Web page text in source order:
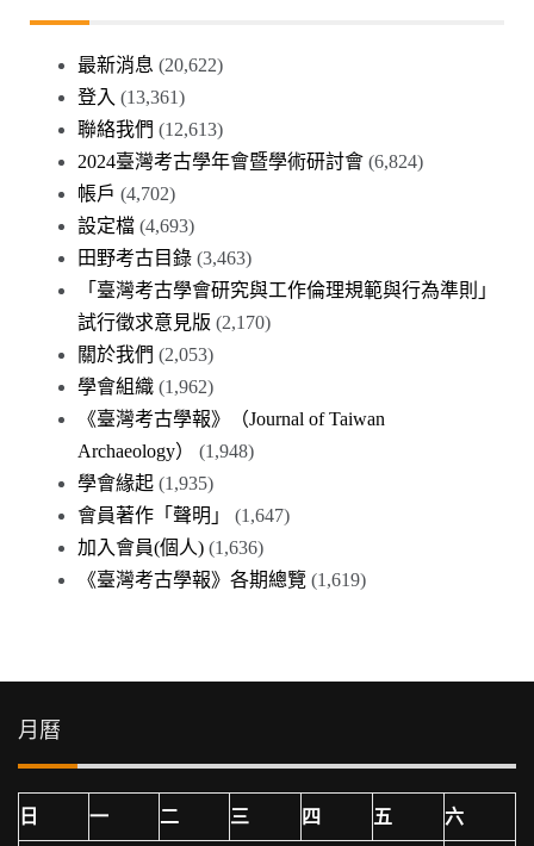
最新消息 (20,622)
登入 (13,361)
聯絡我們 (12,613)
2024臺灣考古學年會暨學術研討會 (6,824)
帳戶 (4,702)
設定檔 (4,693)
田野考古目錄 (3,463)
「臺灣考古學會研究與工作倫理規範與行為準則」
試行徵求意見版 (2,170)
關於我們 (2,053)
學會組織 (1,962)
《臺灣考古學報》（Journal of Taiwan
Archaeology）
(1,948)
學會緣起 (1,935)
會員著作「聲明」
(1,647)
加入會員(個人) (1,636)
《臺灣考古學報》各期總覽 (1,619)
月曆
日 一 二 三 四 五 六